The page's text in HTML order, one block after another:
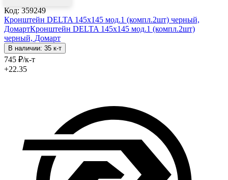
Код: 359249
Кронштейн DELTA 145х145 мод.1 (компл.2шт) черный,
ДомартКронштейн DELTA 145х145 мод.1 (компл.2шт)
черный, Домарт
В наличии: 35 к-т
745 ₽/к-т
+22.35